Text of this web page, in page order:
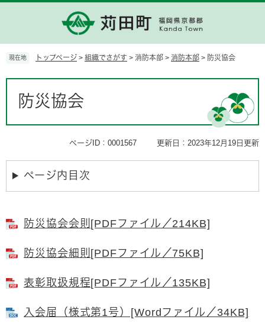
の
で
ー
ば
現在地 トップページ > 組織でさがす > 消防本部 > 消防本部 > 防災協会
防災協会
ページID：0001567 更新日：2023年12月19日更新
ページ内目次
防災協会会則[PDFファイル／214KB]
防災協会細則[PDFファイル／75KB]
表彰取扱規程[PDFファイル／135KB]
入会届（様式第1号）[Wordファイル／34KB]